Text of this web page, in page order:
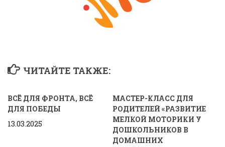
ЧИТАЙТЕ ТАКЖЕ:
ВСЁ ДЛЯ ФРОНТА, ВСЁ
ДЛЯ ПОБЕДЫ
13.03.2025
МАСТЕР-КЛАСС ДЛЯ
РОДИТЕЛЕЙ «РАЗВИТИЕ
МЕЛКОЙ МОТОРИКИ У
ДОШКОЛЬНИКОВ В
ДОМАШНИХ